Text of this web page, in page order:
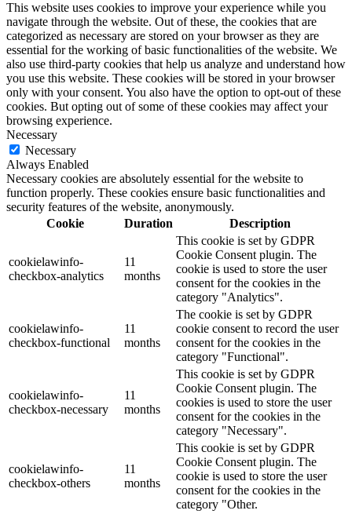
This website uses cookies to improve your experience while you
navigate through the website. Out of these, the cookies that are
categorized as necessary are stored on your browser as they are
essential for the working of basic functionalities of the website. We
also use third-party cookies that help us analyze and understand how
you use this website. These cookies will be stored in your browser
only with your consent. You also have the option to opt-out of these
cookies. But opting out of some of these cookies may affect your
browsing experience.
Necessary
Necessary
Always Enabled
Necessary cookies are absolutely essential for the website to
function properly. These cookies ensure basic functionalities and
security features of the website, anonymously.
Cookie
Duration Description
cookielawinfo-
checkbox-analytics
11
months
This cookie is set by GDPR
Cookie Consent plugin. The
cookie is used to store the user
consent for the cookies in the
category "Analytics".
cookielawinfo-
checkbox-functional
11
months
The cookie is set by GDPR
cookie consent to record the user
consent for the cookies in the
category "Functional".
cookielawinfo-
checkbox-necessary
11
months
This cookie is set by GDPR
Cookie Consent plugin. The
cookies is used to store the user
consent for the cookies in the
category "Necessary".
cookielawinfo-
checkbox-others
11
months
This cookie is set by GDPR
Cookie Consent plugin. The
cookie is used to store the user
consent for the cookies in the
category "Other.